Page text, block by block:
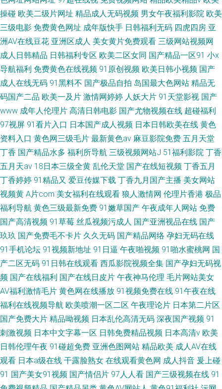
操碰 欧美二级片网址 精品成人无码视频 男女午夜福利影院 欧美
三级电影 免费黄色网址 成年版快手 日韩福利无码 四虎四房 亚
洲AV在线豆花 亚洲区成人 美女黄片免费观看 三级网站视频网
成人日韩精品 日韩福利专区 欧美二区女同 国产精品一区91 小x
导航福利 免费黄色在线视频 91原创视频 欧美日韩小视频 国产
成人在线无码 91黑料不 国产极品自拍 岛国最大色网站 精品无
码国产二品 欧美一及片 激情网婷婷 人妖大片 91天堂影视 国产
www 成年人伦理片 高清日韩电影 国产尤物视频在线 超碰福利
97视屏 91看片入口 日本国产成人视频 日本日韩欧美在线 黄色
资料入口 黄色网三级毛片 最新黄色av 麻豆影院免费 五月天堂
丁香 国产精品水多 福利所导航 三级视频网站J 51福利影院 丁香
五月天av 18日本三级全黄 乱伦天堂 国产在线短视频 丁香五月
丁香婷婷 91精品又 爱豆传媒下载 丁香九月国产主播 美女网站
视频黄 A片com 美女福利在线观看 狼人激情网 伦理片香港 极品
福利导航 黄色三级最新免费 91嫩草国产 午夜成年人网站 免费
国产高清视频 91草莓 丝瓜视频污成人 国产亚洲视品在线 国产
玖玖 国产免费毛不卡片 久久无码 国产精品网络 孕妇无码在线
91手机论坛 91视频新地址 91日逼 午夜啪视频 91啪水蜜桃网 国
产二区无码 91日韩在线观看 西瓜影院视频全集 国产孕妇无码视
频 国产在线福利 国产在线日皮片 午夜神马伦理 毛片网站美女
AV福利激情毛片 黄色网在线播放 91视频免费在线 91午夜在线
福利在线视频导航 欧美喷潮一区二区 午夜理论片 日本第二片区
国产免费大片 精品呦视频 日本乱伦高清无码 深夜国产视频 91
刺激视频 日本中文字幕一区 日韩免费精品视频 日本高清v 欧美
日韩伦理午夜 91碰超免费 亚洲色图网站 精品欧美 成人AV在线
观看 日本a级在线 干露脸熟女 在线观看黄色网 成人抖音 爰上碰
91 国产美女91视频 国产情侣片 97人人看 国产三级视频在线 91